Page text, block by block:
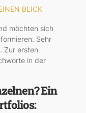
BLICK
möchten sich
Sehr
Zur ersten
in der
Ein